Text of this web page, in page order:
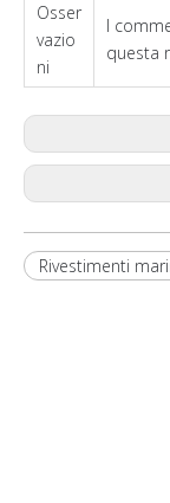
Osser
vazio
ni
I
questa
Rivestimenti